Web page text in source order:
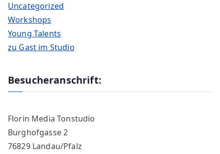
Uncategorized
Workshops
Young Talents
zu Gast im Studio
Besucheranschrift:
Florin Media Tonstudio
Burghofgasse 2
76829 Landau/Pfalz